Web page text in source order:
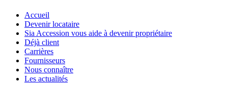
Accueil
Devenir locataire
Sia Accession vous aide à devenir propriétaire
Déjà client
Carrières
Fournisseurs
Nous connaître
Les actualités